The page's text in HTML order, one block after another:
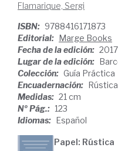
Flamarique, Sergi
ISBN: 9788416171873
Editorial: Marge Books
Fecha de la edición: 2017
Lugar de la edición:
Colección: Guía Práctica
Encuadernación: Rústica
Medidas: 21 cm
Nº Pág.: 123
Idiomas: Español
Papel: Rústica